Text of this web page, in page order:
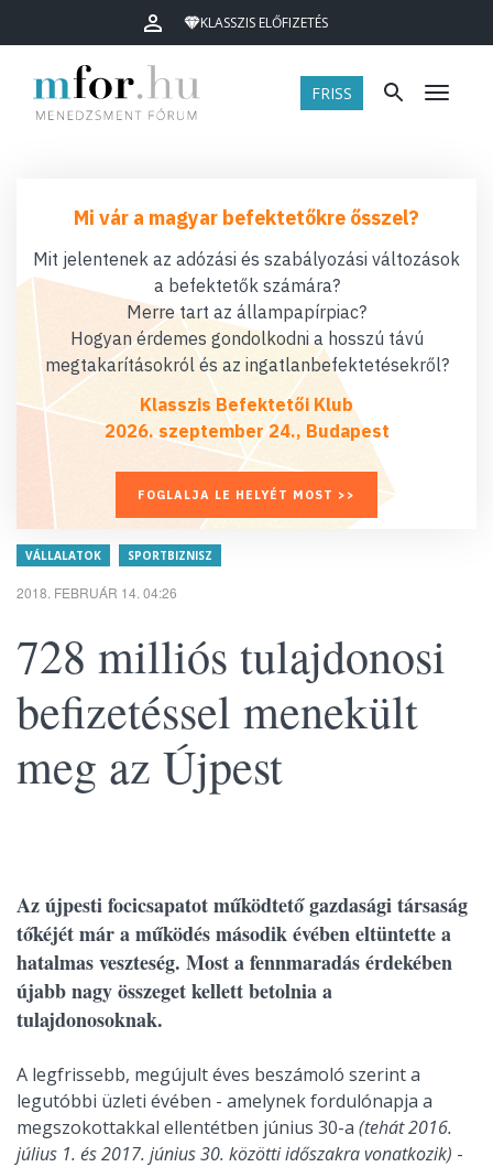
KLASSZIS ELŐFIZETÉS
FRISS Menü
Mi vár a magyar befektetőkre ősszel?
Mit jelentenek az adózási és szabályozási változások
a befektetők számára?
Merre tart az állampapírpiac?
Hogyan érdemes gondolkodni a hosszú távú
megtakarításokról és az ingatlanbefektetésekről?
Klasszis Befektetői Klub
2026. szeptember 24., Budapest
FOGLALJA LE HELYÉT MOST >>
VÁLLALATOK SPORTBIZNISZ
2018. FEBRUÁR 14. 04:26
728 milliós tulajdonosi
befizetéssel menekült
meg az Újpest
Az újpesti focicsapatot működtető gazdasági társaság
tőkéjét már a működés második évében eltüntette a
hatalmas veszteség. Most a fennmaradás érdekében
újabb nagy összeget kellett betolnia a
tulajdonosoknak.
A legfrissebb, megújult éves beszámoló szerint a
legutóbbi üzleti évében - amelynek fordulónapja a
megszokottakkal ellentétben június 30-a (tehát 2016.
július 1. és 2017. június 30. közötti időszakra vonatkozik) -